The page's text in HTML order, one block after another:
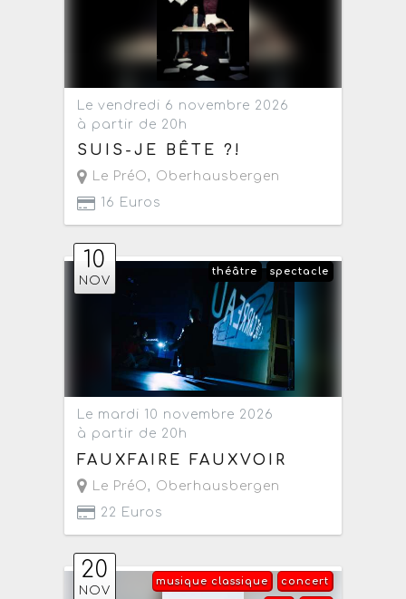
Le vendredi 6 novembre 2026
à partir de 20h
SUIS-JE BÊTE ?!
Le PréO, Oberhausbergen
16 Euros
10
NOV
spectacle
théâtre
Le mardi 10 novembre 2026
à partir de 20h
FAUXFAIRE FAUXVOIR
Le PréO, Oberhausbergen
22 Euros
20
NOV
concert
musique classique